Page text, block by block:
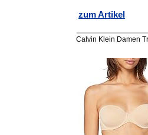
zum Artikel
Calvin Klein Damen